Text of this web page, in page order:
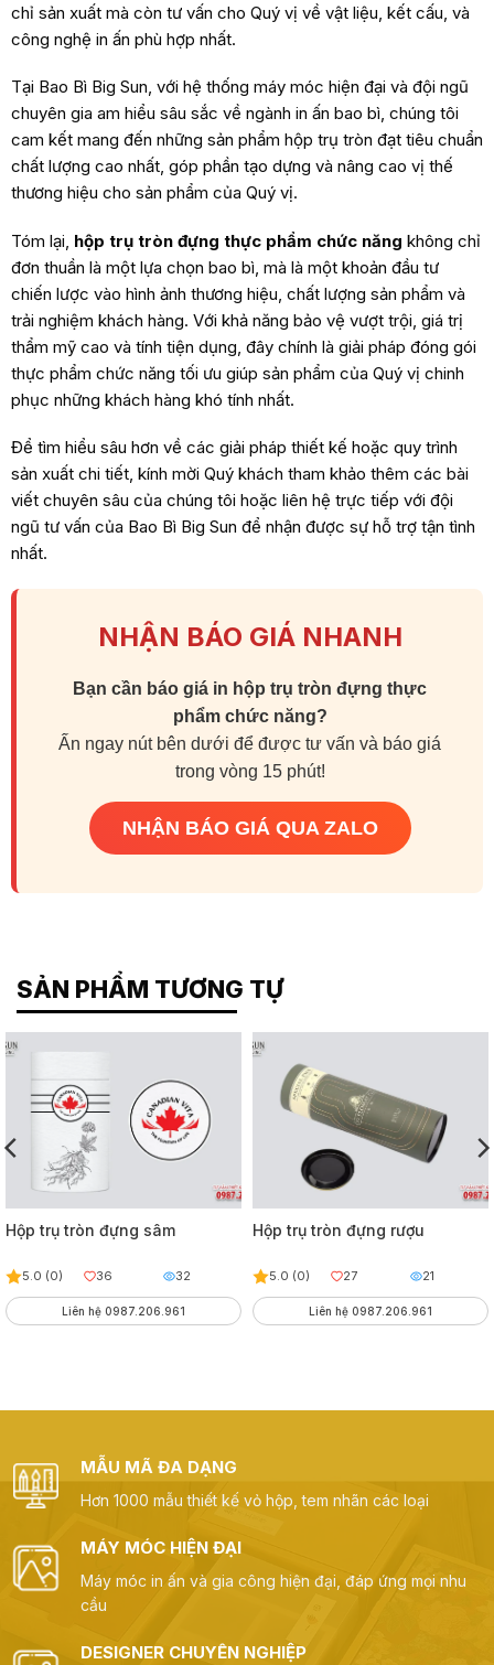
chỉ sản xuất mà còn tư vấn cho Quý vị về vật liệu, kết cấu, và
công nghệ in ấn phù hợp nhất.
Tại Bao Bì Big Sun, với hệ thống máy móc hiện đại và đội ngũ
chuyên gia am hiểu sâu sắc về ngành in ấn bao bì, chúng tôi
cam kết mang đến những sản phẩm hộp trụ tròn đạt tiêu chuẩn
chất lượng cao nhất, góp phần tạo dựng và nâng cao vị thế
thương hiệu cho sản phẩm của Quý vị.
Tóm lại, hộp trụ tròn đựng thực phẩm chức năng không chỉ
đơn thuần là một lựa chọn bao bì, mà là một khoản đầu tư
chiến lược vào hình ảnh thương hiệu, chất lượng sản phẩm và
trải nghiệm khách hàng. Với khả năng bảo vệ vượt trội, giá trị
thẩm mỹ cao và tính tiện dụng, đây chính là giải pháp đóng gói
thực phẩm chức năng tối ưu giúp sản phẩm của Quý vị chinh
phục những khách hàng khó tính nhất.
Để tìm hiểu sâu hơn về các giải pháp thiết kế hoặc quy trình
sản xuất chi tiết, kính mời Quý khách tham khảo thêm các bài
viết chuyên sâu của chúng tôi hoặc liên hệ trực tiếp với đội
ngũ tư vấn của Bao Bì Big Sun để nhận được sự hỗ trợ tận tình
nhất.
NHẬN BÁO GIÁ NHANH
Bạn cần báo giá in hộp trụ tròn đựng thực
phẩm chức năng?
Ấn ngay nút bên dưới để được tư vấn và báo giá
trong vòng 15 phút!
NHẬN BÁO GIÁ QUA ZALO
SẢN PHẨM TƯƠNG TỰ
Hộp trụ tròn đựng sâm
5.0 (0) 36 32
Liên hệ 0987.206.961
Hộp trụ tròn đựng rượu
5.0 (0) 27 21
Liên hệ 0987.206.961
MẪU MÃ ĐA DẠNG
Hơn 1000 mẫu thiết kế vỏ hộp, tem nhãn các loại
MÁY MÓC HIỆN ĐẠI
Máy móc in ấn và gia công hiện đại, đáp ứng mọi nhu
cầu
DESIGNER CHUYÊN NGHIỆP